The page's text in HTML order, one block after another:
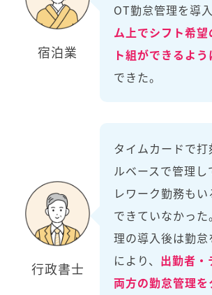
宿泊業
OT勤怠管理を導
ム上でシフト希
ト組ができるよ
できた。
行政書士
タイムカードで
ルベースで管理
レワーク勤務も
できていなかっ
理の導入後は勤
により、 出勤者・
両方の勤怠管理